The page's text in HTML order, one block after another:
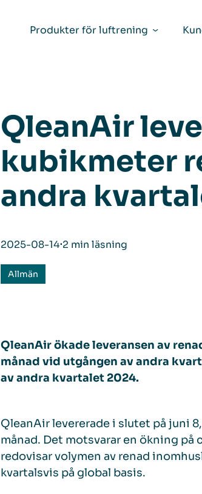
Produkter för luftrening
QleanAir
kubikmeter
andra
2025-08-14⋅2 min läsning
Allmän
QleanAirökade leveransen av
månad vid utgången avandra
avandra kvartalet 2024.
QleanAir levererade i slutet på juni
månad. Det motsvarar en ökning på
redovisar volymen av renad
kvartalsvis på global basis.